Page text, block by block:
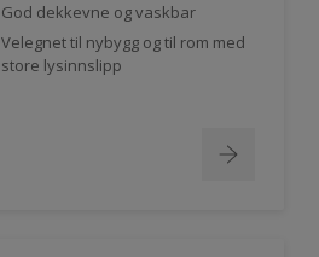
God dekkevne og vaskbar
Velegnet til nybygg og til rom med
store lysinnslipp